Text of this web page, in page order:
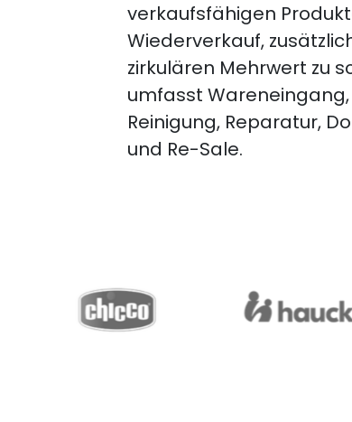
verkaufsfähigen
Wiederverkauf,
zirkulären Mehrwert zu
umfasst
Reinigung, Reparatur,
und Re-Sale.